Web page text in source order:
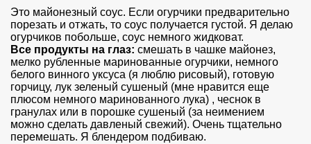
Это майонезный соус. Если огурчики предварительно
порезать и отжать, то соус получается густой. Я делаю
огурчиков побольше, соус немного жидковат.
Все продукты на глаз: смешать в чашке майонез,
мелко рубленные маринованные огурчики, немного
белого винного уксуса (я люблю рисовый), готовую
горчицу, лук зеленый сушеный (мне нравится еще
плюсом немного маринованного лука) , чеснок в
гранулах или в порошке сушеный (за неимением
можно сделать давленый свежий). Очень тщательно
перемешать. Я блендером подбиваю.